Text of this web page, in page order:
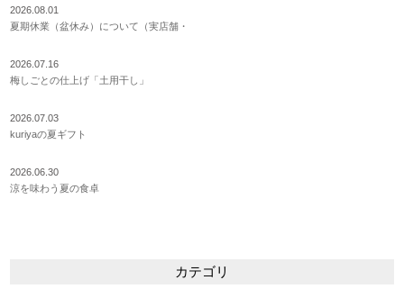
2026.08.01
夏期休業（盆休み）について（実店舗・
2026.07.16
梅しごとの仕上げ「土用干し」
2026.07.03
kuriyaの夏ギフト
2026.06.30
涼を味わう夏の食卓
カテゴリ